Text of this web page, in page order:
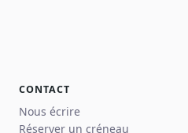
CONTACT
Nous écrire
Réserver un créneau